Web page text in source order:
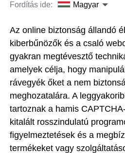
Fordítás ide:
Magyar
Az online biztonság állandó
kiberbűnözők és a csaló
gyakran megtévesztő
amelyek célja, hogy
rávegyék őket a nem
meghozatalára. A
tartoznak a hamis
kitalált rosszindulatú
figyelmeztetések és a
termékeket vagy